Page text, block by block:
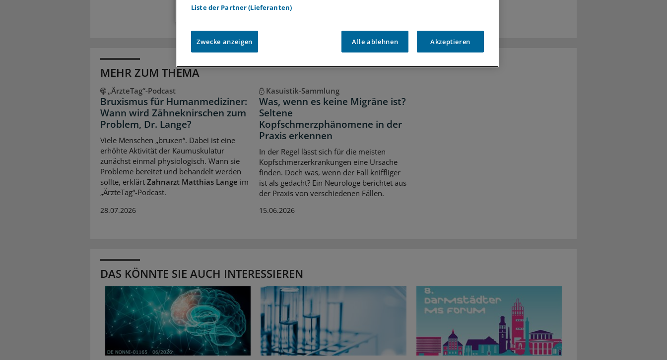
Voraussetzungen für den Zugang
MEHR ZUM THEMA
„ÄrzteTag“-Podcast
Bruxismus für Humanmediziner:
Wann wird Zähneknirschen zum
Problem, Dr. Lange?
Viele Menschen „bruxen“. Dabei ist eine
erhöhte Aktivität der Kaumuskulatur
zunächst einmal physiologisch. Wann sie
Probleme bereitet und behandelt werden
sollte, erklärt Zahnarzt Matthias Lange im
„ÄrzteTag“-Podcast.
28.07.2026
Kasuistik-Sammlung
Was, wenn es keine Migräne ist?
Seltene
Kopfschmerzphänomene in der
Praxis erkennen
In der Regel lässt sich für die meisten
Kopfschmerzerkrankungen eine Ursache
finden. Doch was, wenn der Fall kniffliger
ist als gedacht? Ein Neurologe berichtet aus
der Praxis von verschiedenen Fällen.
15.06.2026
DAS KÖNNTE SIE AUCH INTERESSIEREN
Liste der Partner (Lieferanten)
Zwecke anzeigen Alle ablehnen Akzeptieren